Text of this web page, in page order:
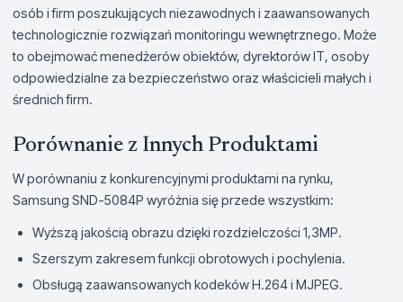
osób i firm poszukujących niezawodnych i zaawansowanych
technologicznie rozwiązań monitoringu wewnętrznego. Może
to obejmować menedżerów obiektów, dyrektorów IT, osoby
odpowiedzialne za bezpieczeństwo oraz właścicieli małych i
średnich firm.
Porównanie z Innych Produktami
W porównaniu z konkurencyjnymi produktami na rynku,
Samsung SND-5084P wyróżnia się przede wszystkim:
Wyższą jakością obrazu dzięki rozdzielczości 1,3MP.
Szerszym zakresem funkcji obrotowych i pochylenia.
Obsługą zaawansowanych kodeków H.264 i MJPEG.